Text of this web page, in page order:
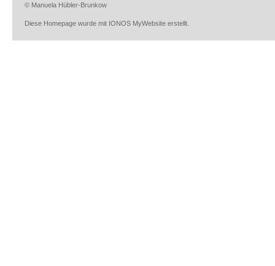
© Manuela Hübler-Brunkow
Diese Homepage wurde mit IONOS MyWebsite erstellt.